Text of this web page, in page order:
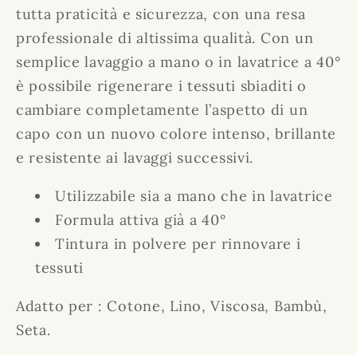
tutta praticità e sicurezza, con una resa
professionale di altissima qualità. Con un
semplice lavaggio a mano o in lavatrice a 40°
è possibile rigenerare i tessuti sbiaditi o
cambiare completamente l’aspetto di un
capo con un nuovo colore intenso, brillante
e resistente ai lavaggi successivi.
Utilizzabile sia a mano che in lavatrice
Formula attiva già a 40°
Tintura in polvere per rinnovare i
tessuti
Adatto per : Cotone, Lino, Viscosa, Bambù,
Seta.